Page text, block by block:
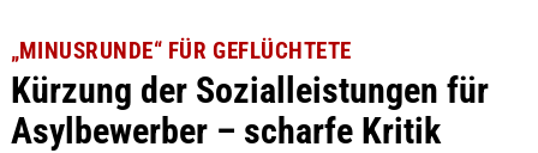
„MINUSRUNDE“ FÜR GEFLÜCHTETE
Kürzung der Sozialleistungen für
Asylbewerber – scharfe Kritik